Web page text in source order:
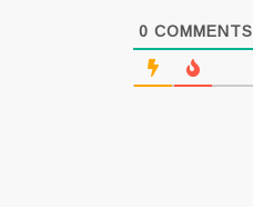
0 COMMENTS